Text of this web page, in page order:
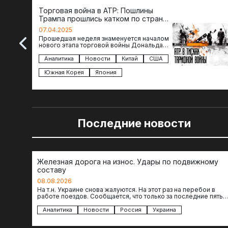
Торговая война в АТР: Пошлины
Трампа прошлись катком по странам
региона
07.04.2025
Прошедшая неделя знаменуется началом
нового этапа торговой войны Дональда
импорта из более 100 стран…
Аналитика Новости Китай
США
Южная Корея
Япония
Последние новости
Железная дорога на износ. Удары по подвижному
составу
08.08.2026
На т.н. Украине снова жалуются. На этот раз на перебои в
работе поездов. Сообщается, что только за последние пять
Аналитика Новости Россия Украина